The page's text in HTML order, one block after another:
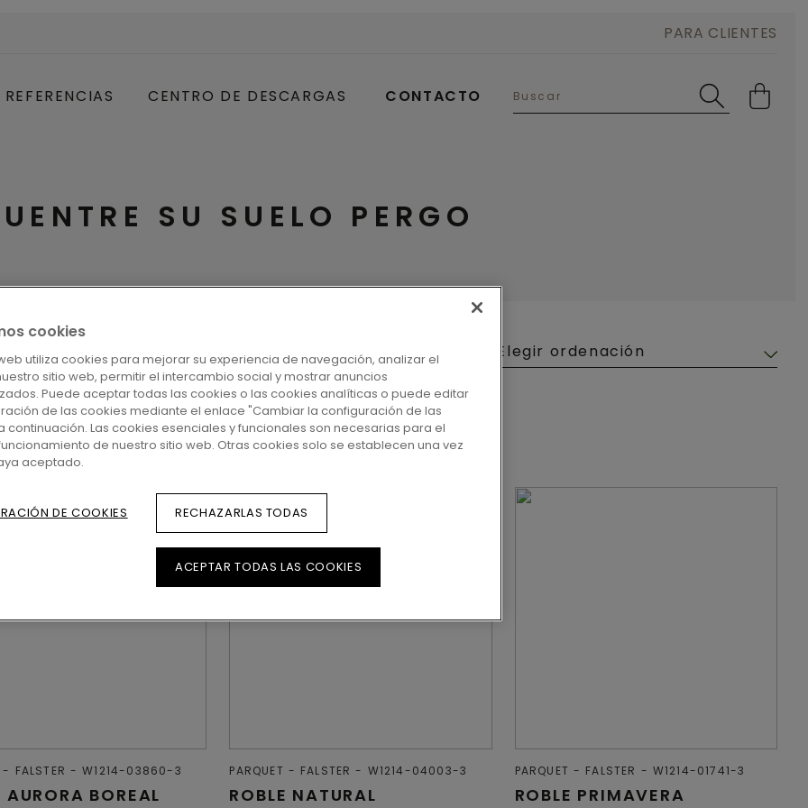
REFERENCIAS CENTRO DE DESCARGAS CONTACTO
PARA CLIENTES
SU SUELO PERGO
mostrados Mostrar imágenes de interiores
Accent
AURORA BOREAL
FALSTER W1214-03860-3
ROBLE NATURAL
PARQUET FALSTER W1214-04003-3
ROBLE PRIMAVERA
PARQUET FALSTER W1214-01741-3
cookies
utiliza cookies para mejorar su experiencia de navegación, analizar el
sitio web, permitir el intercambio social y mostrar anuncios
Puede aceptar todas las cookies o las cookies analíticas o puede editar
de las cookies mediante el enlace "Cambiar la configuración de las
continuación. Las cookies esenciales y funcionales son necesarias para el
de nuestro sitio web. Otras cookies solo se establecen una vez
aceptado.
DE COOKIES RECHAZARLAS TODAS
ACEPTAR TODAS LAS COOKIES